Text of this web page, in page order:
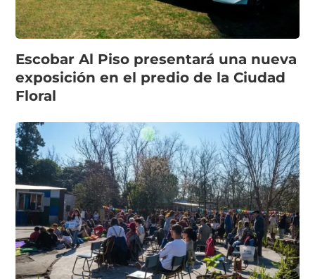
Escobar Al Piso presentará una nueva
exposición en el predio de la Ciudad
Floral